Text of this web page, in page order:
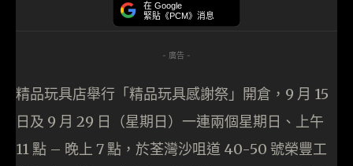
在 Google
緊貼《PCM》消息
- 廣告 -
精品玩具店舉行「精品玩具感謝祭」開倉，9 月 15
日及 9 月 29 日（星期日）一連兩個星期日、上午
11 點 – 晚上 7 點，於荃灣沙咀道 40-50 號榮豐工